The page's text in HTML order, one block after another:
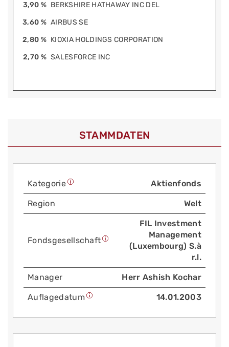
3,90 % BERKSHIRE HATHAWAY INC DEL
3,60 % AIRBUS SE
2,80 % KIOXIA HOLDINGS CORPORATION
2,70 % SALESFORCE INC
STAMMDATEN
Kategorie Aktienfonds
Region Welt
Fonds­gesellschaft
FIL Investment
Management
(Luxembourg) S.à
r.l.
Manager Herr Ashish Kochar
Auflage­datum 14.01.2003